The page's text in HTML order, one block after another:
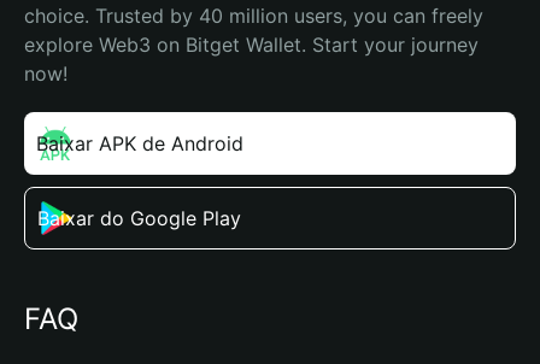
choice. Trusted by 40 million users, you can freely
explore Web3 on Bitget Wallet. Start your journey
now!
Baixar APK de Android
Baixar do Google Play
FAQ